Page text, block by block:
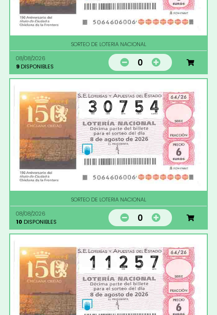
SORTEO DE LOTERIA NACIONAL
08/08/2026
9 DISPONIBLES 0
SORTEO DE LOTERIA NACIONAL
08/08/2026
10 DISPONIBLES 0